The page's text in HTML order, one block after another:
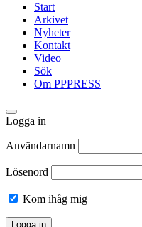
Start
Arkivet
Nyheter
Kontakt
Video
Sök
Om PPPRESS
Logga in
Användarnamn
Lösenord
Kom ihåg mig